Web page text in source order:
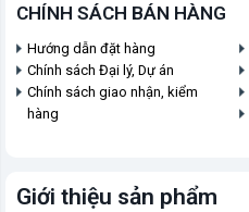
CHÍNH SÁCH BÁN HÀNG
Hướng dẫn đặt hàng
Chính sách Đại lý, Dự án
Chính sách giao nhận, kiểm
hàng
Giới thiệu sản phẩm